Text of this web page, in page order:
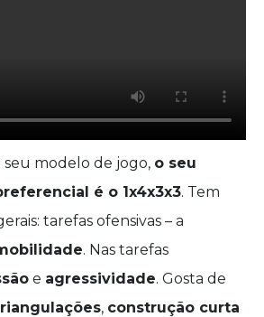
seu modelo de jogo, o seu
é o 1x4x3x3. Tem
tarefas ofensivas – a
. Nas tarefas
e agressividade. Gosta de
, construção curta